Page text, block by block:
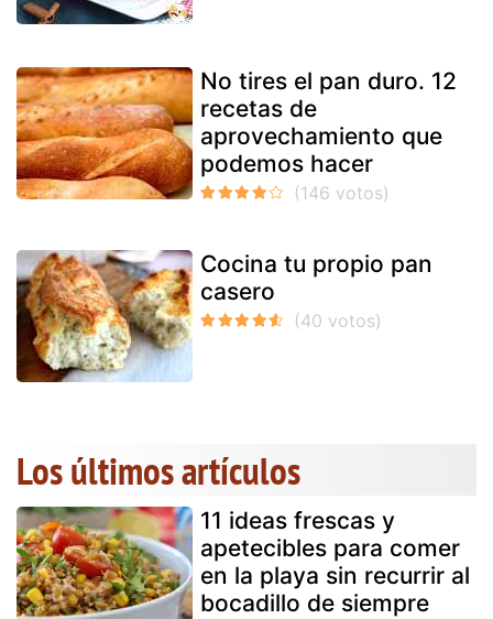
No tires el pan duro. 12
recetas de
aprovechamiento que
podemos hacer
Cocina tu propio pan
casero
Los últimos artículos
11 ideas frescas y
apetecibles para comer
en la playa sin recurrir al
bocadillo de siempre